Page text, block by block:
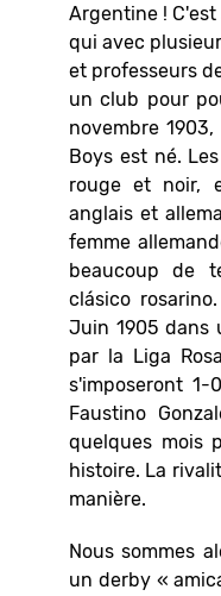
Argentine !
qui avec
et professeurs
un club pour
novembre
Boys est né.
rouge et noir,
anglais et
femme
beaucoup de
clásico
Juin 1905 dans
par la Liga
s'imposeront
Faustino
quelques mois
histoire. La
manière.
Nous sommes
un derby «